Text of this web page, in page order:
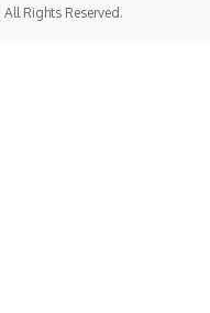
Rights Reserved.